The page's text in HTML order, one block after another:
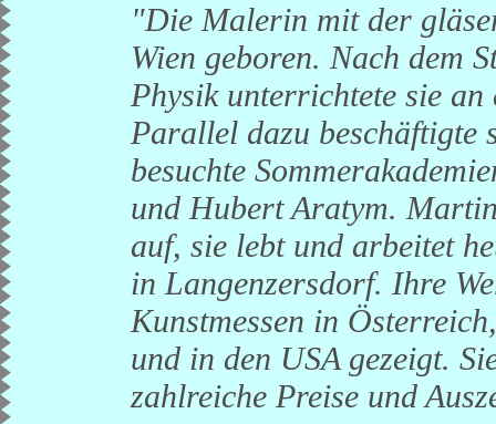
"Die Malerin mit der
Wien geboren. Nach dem
Physik unterrichtete sie
Parallel dazu beschäftigte
besuchte
und Hubert Aratym.
auf, sie lebt und arbeitet
in Langenzersdorf. Ihre
Kunstmessen in
und in den USA gezeigt.
zahlreiche Preise und